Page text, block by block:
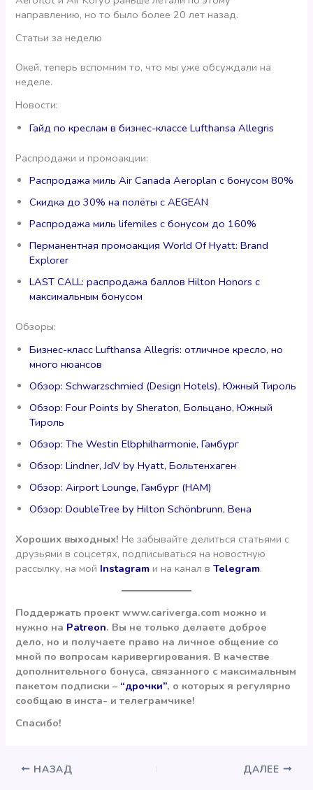
направлению, но то было более 20 лет назад.
Статьи за неделю
Окей, теперь вспомним то, что мы уже обсуждали на
неделе.
Новости:
Гайд по креслам в бизнес-классе Lufthansa Allegris
Распродажи и промоакции:
Распродажа миль Air Canada Aeroplan с бонусом 80%
Скидка до 30% на полёты с AEGEAN
Распродажа миль lifemiles с бонусом до 160%
Перманентная промоакция World Of Hyatt: Brand
Explorer
LAST CALL: распродажа баллов Hilton Honors с
максимальным бонусом
Обзоры:
Бизнес-класс Lufthansa Allegris: отличное кресло, но
много нюансов
Обзор: Schwarzschmied (Design Hotels), Южный Тироль
Обзор: Four Points by Sheraton, Больцано, Южный
Тироль
Обзор: The Westin Elbphilharmonie, Гамбург
Обзор: Lindner, JdV by Hyatt, Больтенхаген
Обзор: Airport Lounge, Гамбург (HAM)
Обзор: DoubleTree by Hilton Schönbrunn, Вена
Хороших выходных!Не забывайте делиться статьями с
друзьями в соцсетях, подписываться на новостную
рассылку, на мой Instagram и на канал вTelegram.
Поддержать проект www.cariverga.com можно и
нужно на Patreon. Вы не только делаете доброе
дело, но и получаете право на личное общение со
мной по вопросам каривергирования. В качестве
дополнительного бонуса, связанного с максимальным
пакетом подписки – “дрочки”, о которых я регулярно
сообщаю в инста- и телеграмчике!
Спасибо!
НАЗАД ДАЛЕЕ